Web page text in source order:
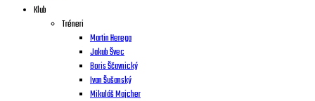
Klub
Tréneri
Martin Herega
Jakub Švec
Boris Ščavnický
Ivan Šušanský
Mikuláš Majcher